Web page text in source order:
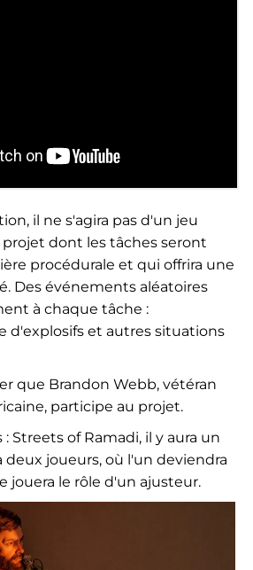
il ne s'agira pas d'un jeu
projet dont les tâches seront
procédurale et qui offrira une
Des événements aléatoires
à chaque tâche :
d'explosifs et autres situations
que Brandon Webb, vétéran
participe au projet.
: Streets of Ramadi, il y aura un
deux joueurs, où l'un deviendra
jouera le rôle d'un ajusteur.